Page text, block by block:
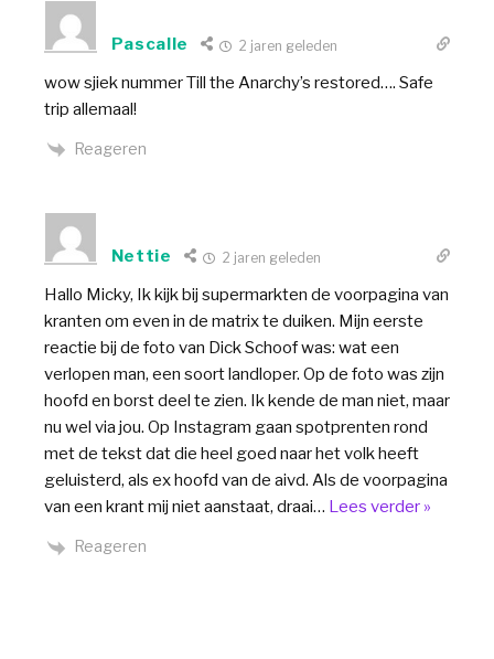
Pascalle 2 jaren geleden
wow sjiek nummer Till the Anarchy’s restored…. Safe
trip allemaal!
Reageren
Nettie 2 jaren geleden
Hallo Micky, Ik kijk bij supermarkten de voorpagina van
kranten om even in de matrix te duiken. Mijn eerste
reactie bij de foto van Dick Schoof was: wat een
verlopen man, een soort landloper. Op de foto was zijn
hoofd en borst deel te zien. Ik kende de man niet, maar
nu wel via jou. Op Instagram gaan spotprenten rond
met de tekst dat die heel goed naar het volk heeft
geluisterd, als ex hoofd van de aivd. Als de voorpagina
van een krant mij niet aanstaat, draai… Lees verder »
Reageren